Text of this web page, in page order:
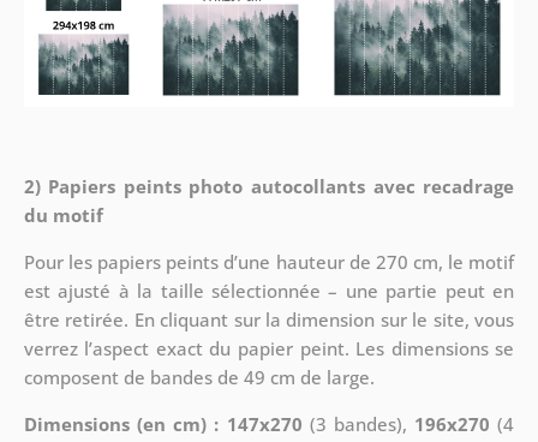
2) Papiers peints photo autocollants avec recadrage
du motif
Pour les papiers peints d’une hauteur de 270 cm, le motif
est ajusté à la taille sélectionnée – une partie peut en
être retirée. En cliquant sur la dimension sur le site, vous
verrez l’aspect exact du papier peint. Les dimensions se
composent de bandes de 49 cm de large.
Dimensions (en cm) : 147x270 (3 bandes), 196x270 (4